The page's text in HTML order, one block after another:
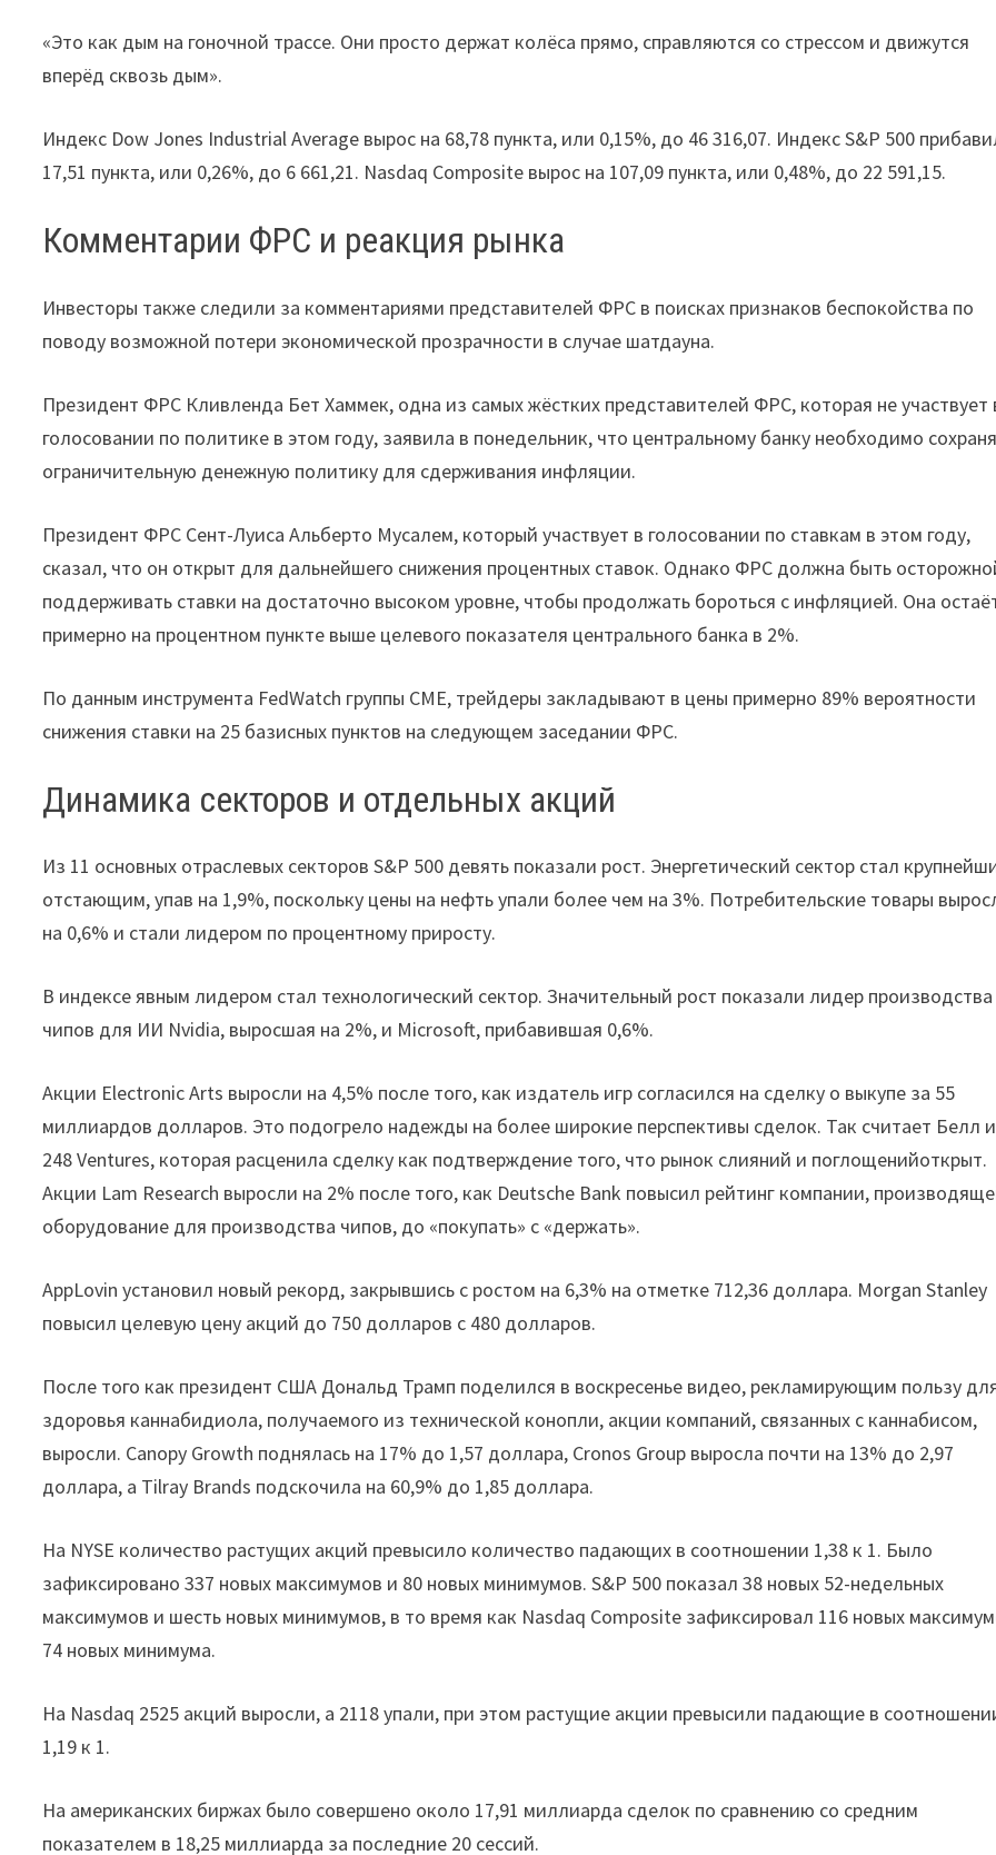
«Это как дым на гоночной трассе. Они просто держат колёса прямо, справляются со стрессом и движутся
вперёд сквозь дым».
Индекс Dow Jones Industrial Average вырос на 68,78 пункта, или 0,15%, до 46 316,07. Индекс S&P 500
17,51 пункта, или 0,26%, до 6 661,21. Nasdaq Composite вырос на 107,09 пункта, или 0,48%, до 22 591,15.
Комментарии ФРС и реакция рынка
Инвесторы также следили за комментариями представителей ФРС в поисках признаков беспокойства по
поводу возможной потери экономической прозрачности в случае шатдауна.
Президент ФРС Кливленда Бет Хаммек, одна из самых жёстких представителей ФРС, которая не участвует
голосовании по политике в этом году, заявила в понедельник, что центральному банку необходимо
ограничительную денежную политику для сдерживания инфляции.
Президент ФРС Сент-Луиса Альберто Мусалем, который участвует в голосовании по ставкам в этом году,
сказал, что он открыт для дальнейшего снижения процентных ставок. Однако ФРС должна быть
поддерживать ставки на достаточно высоком уровне, чтобы продолжать бороться с инфляцией. Она
примерно на процентном пункте выше целевого показателя центрального банка в 2%.
По данным инструмента FedWatch группы CME, трейдеры закладывают в цены примерно 89% вероятности
снижения ставки на 25 базисных пунктов на следующем заседании ФРС.
Динамика секторов и отдельных акций
Из 11 основных отраслевых секторов S&P 500 девять показали рост. Энергетический сектор стал
отстающим, упав на 1,9%, поскольку цены на нефть упали более чем на 3%. Потребительские товары
на 0,6% и стали лидером по процентному приросту.
В индексе явным лидером стал технологический сектор. Значительный рост показали лидер производства
чипов для ИИ Nvidia, выросшая на 2%, и Microsoft, прибавившая 0,6%.
Акции Electronic Arts выросли на 4,5% после того, как издатель игр согласился на сделку о выкупе за 55
миллиардов долларов. Это подогрело надежды на более широкие перспективы сделок. Так считает Белл
248 Ventures, которая расценила сделку как подтверждение того, что рынок слияний и поглощенийоткрыт.
Акции Lam Research выросли на 2% после того, как Deutsche Bank повысил рейтинг компании,
оборудование для производства чипов, до «покупать» с «держать».
AppLovin установил новый рекорд, закрывшись с ростом на 6,3% на отметке 712,36 доллара. Morgan Stanley
повысил целевую цену акций до 750 долларов с 480 долларов.
После того как президент США Дональд Трамп поделился в воскресенье видео, рекламирующим пользу
здоровья каннабидиола, получаемого из технической конопли, акции компаний, связанных с каннабисом,
выросли. Canopy Growth поднялась на 17% до 1,57 доллара, Cronos Group выросла почти на 13% до 2,97
доллара, а Tilray Brands подскочила на 60,9% до 1,85 доллара.
На NYSE количество растущих акций превысило количество падающих в соотношении 1,38 к 1. Было
зафиксировано 337 новых максимумов и 80 новых минимумов. S&P 500 показал 38 новых 52-недельных
максимумов и шесть новых минимумов, в то время как Nasdaq Composite зафиксировал 116 новых
74 новых минимума.
На Nasdaq 2525 акций выросли, а 2118 упали, при этом растущие акции превысили падающие в
1,19 к 1.
На американских биржах было совершено около 17,91 миллиарда сделок по сравнению со средним
показателем в 18,25 миллиарда за последние 20 сессий.